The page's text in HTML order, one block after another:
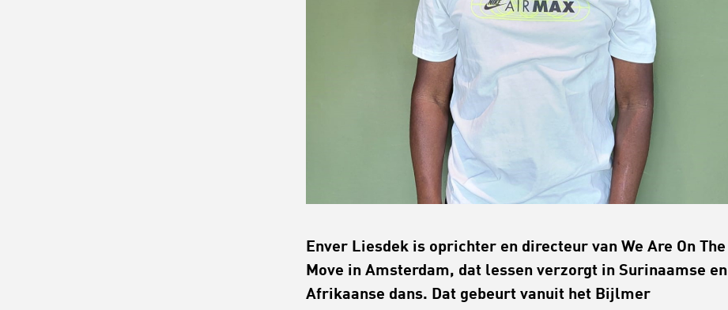
Enver Liesdek is oprichter en directeur van We Are On The
Move in Amsterdam, dat lessen verzorgt in Surinaamse en
Afrikaanse dans. Dat gebeurt vanuit het Bijlmer